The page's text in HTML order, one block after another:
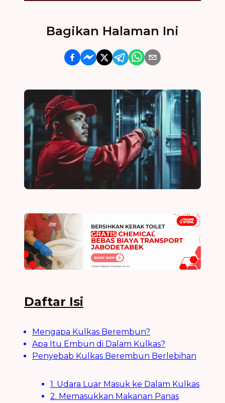
Bagikan Halaman Ini
Daftar Isi
Mengapa Kulkas Berembun?
Apa Itu Embun di Dalam Kulkas?
Penyebab Kulkas Berembun Berlebihan
1. Udara Luar Masuk ke Dalam Kulkas
2. Memasukkan Makanan Panas